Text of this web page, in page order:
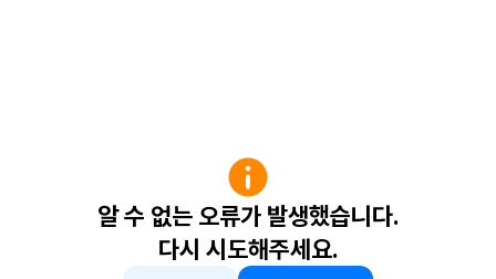
알 수 없는 오류가 발생했습니다.
다시 시도해주세요.